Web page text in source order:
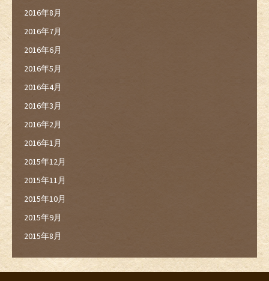
2016年8月
2016年7月
2016年6月
2016年5月
2016年4月
2016年3月
2016年2月
2016年1月
2015年12月
2015年11月
2015年10月
2015年9月
2015年8月